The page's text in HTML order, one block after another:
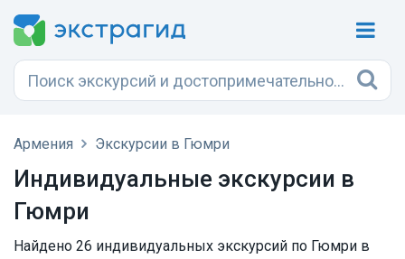
Армения Экскурсии в Гюмри
Индивидуальные экскурсии в
Гюмри
Найдено 26 индивидуальных экскурсий по Гюмри в